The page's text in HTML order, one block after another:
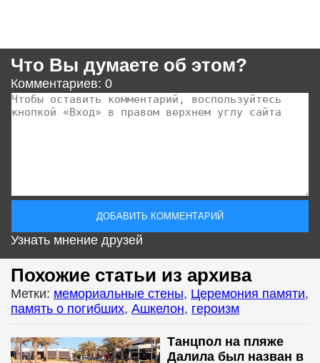
Что Вы думаете об этом?
Комментариев: 0
Узнать мнение друзей
Похожие статьи из архива
Метки: мемориальные стены, Церемония памяти,
память о погибших, Ашкелон, героизм
Танцпол на пляже
Далила был назван в